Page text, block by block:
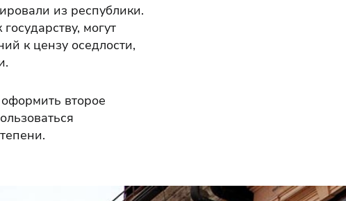
из республики.
могут
к цензу оседлости,
второе